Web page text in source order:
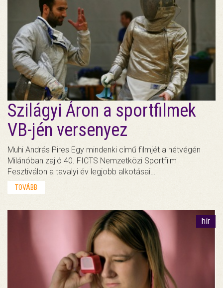
Szilágyi Áron a sportfilmek
VB-jén versenyez
Muhi András Pires Egy mindenki című filmjét a hétvégén
Milánóban zajló 40. FICTS Nemzetközi Sportfilm
Fesztiválon a tavalyi év legjobb alkotásai…
TOVÁBB
hír